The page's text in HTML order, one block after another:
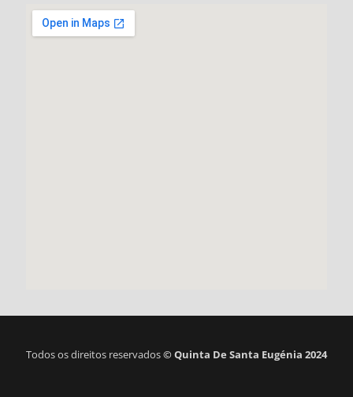
Todos os direitos reservados©Quinta De Santa Eugénia 2024